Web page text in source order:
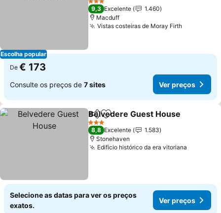
Escolha popular
3 Estrelas
9,3 Excelente
1.460
Macduff
Vistas costeiras de Moray Firth
De € 173
Consulte os preços de 7 sites Ver preços
PartilharAdicionar aos favoritos
Belvedere Guest House
3 Estrelas
8,8 Excelente
1.583
Stonehaven
Edifício histórico da era vitoriana
Selecione as datas para ver os preços
exatos.
Ver preços